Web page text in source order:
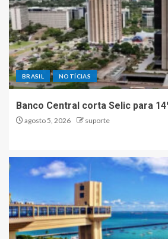
BRASIL NOTÍCIAS
Banco Central corta Selic para
agosto 5, 2026 suporte